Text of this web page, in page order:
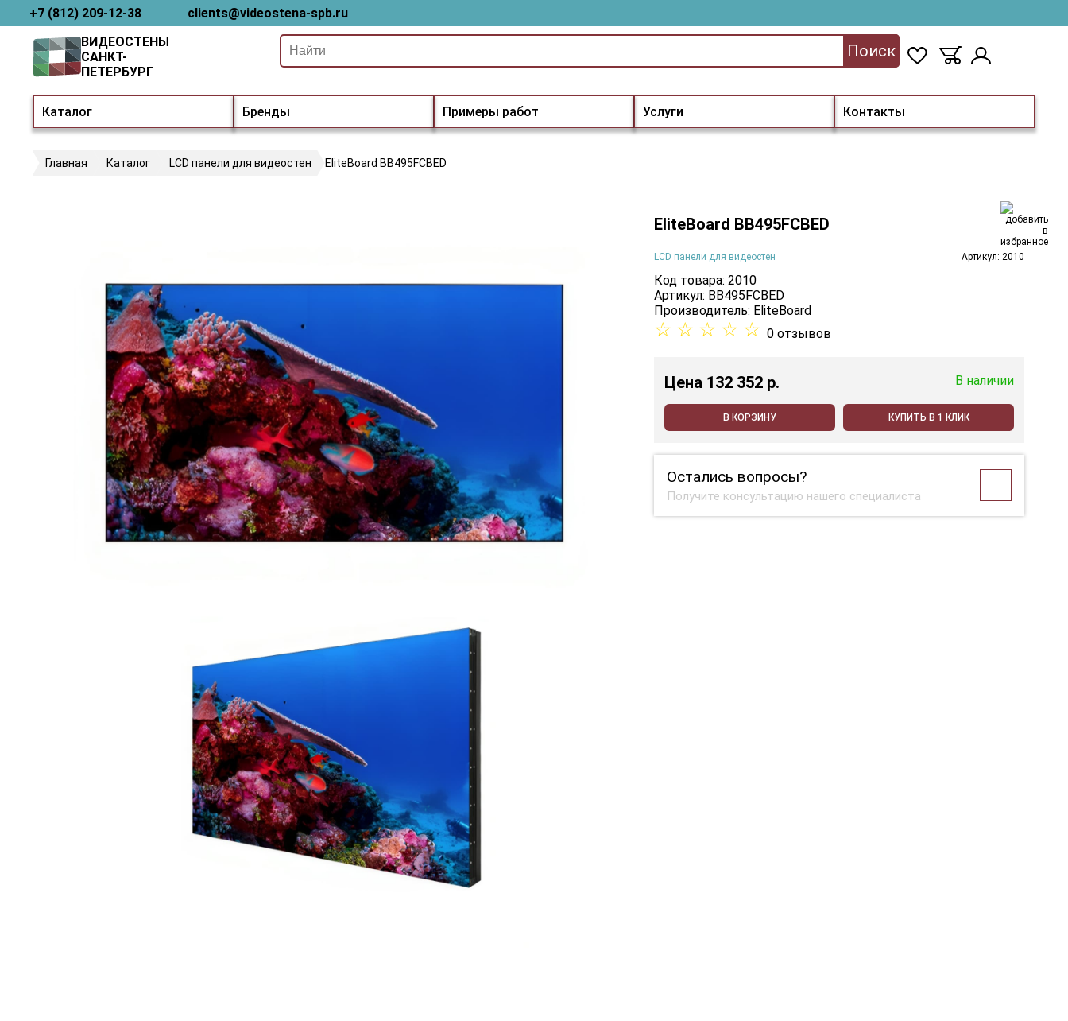
+7 (812) 209-12-38 clients@videostena-spb.ru
Каталог Бренды Примеры работ Услуги Контакты
ВИДЕОСТЕНЫ
САНКТ-
ПЕТЕРБУРГ
Поиск
Главная Каталог LCD панели для видеостен EliteBoard BB495FCBED
EliteBoard BB495FCBED
LCD панели для видеостен Артикул: 2010
Код товара: 2010
Артикул: BB495FCBED
Производитель: EliteBoard
☆ ☆ ☆ ☆ ☆ 0 отзывов
Цена 132 352 p. В наличии
В КОРЗИНУ КУПИТЬ В 1 КЛИК
Остались вопросы?
Получите консультацию нашего специалиста